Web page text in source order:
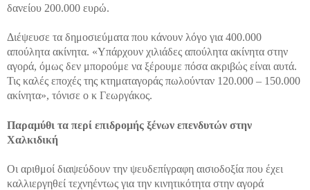
δανείου 200.000 ευρώ.
Διέψευσε τα δημοσιεύματα που κάνουν λόγο για 400.000
απούλητα ακίνητα. «Υπάρχουν χιλιάδες απούλητα ακίνητα στην
αγορά, όμως δεν μπορούμε να ξέρουμε πόσα ακριβώς είναι αυτά.
Τις καλές εποχές της κτηματαγοράς πωλούνταν 120.000 – 150.000
ακίνητα», τόνισε ο κ Γεωργάκος.
Παραμύθι τα περί επιδρομής ξένων επενδυτών στην
Χαλκιδική
Οι αριθμοί διαψεύδουν την ψευδεπίγραφη αισιοδοξία που έχει
καλλιεργηθεί τεχνηέντως για την κινητικότητα στην αγορά